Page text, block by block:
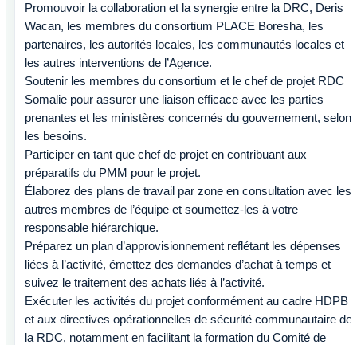
Promouvoir la collaboration et la synergie entre la DRC, Deris
Wacan, les membres du consortium PLACE Boresha, les
partenaires, les autorités locales, les communautés locales et
les autres interventions de l’Agence.
Soutenir les membres du consortium et le chef de projet RDC
Somalie pour assurer une liaison efficace avec les parties
prenantes et les ministères concernés du gouvernement, selon
les besoins.
Participer en tant que chef de projet en contribuant aux
préparatifs du PMM pour le projet.
Élaborez des plans de travail par zone en consultation avec les
autres membres de l’équipe et soumettez-les à votre
responsable hiérarchique.
Préparez un plan d’approvisionnement reflétant les dépenses
liées à l’activité, émettez des demandes d’achat à temps et
suivez le traitement des achats liés à l’activité.
Exécuter les activités du projet conformément au cadre HDPB
et aux directives opérationnelles de sécurité communautaire de
la RDC, notamment en facilitant la formation du Comité de